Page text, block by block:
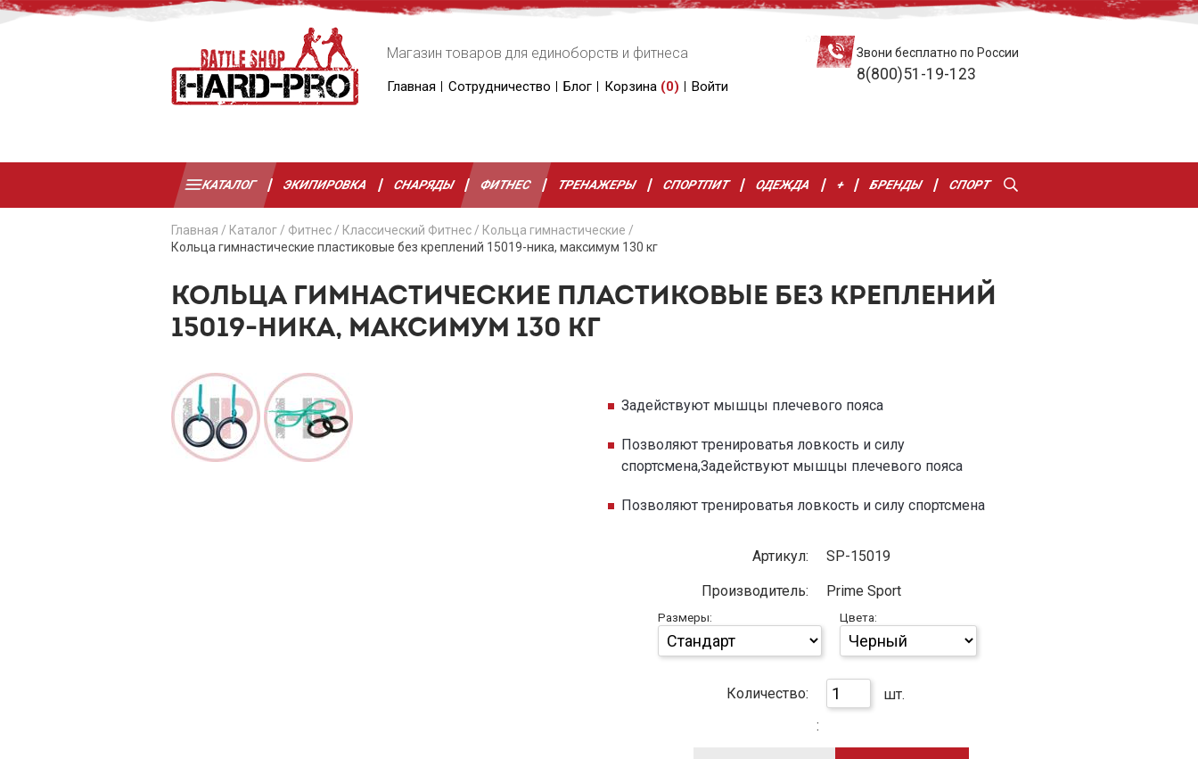
Магазин товаров для единоборств и фитнеса
Главная Сотрудничество Блог Корзина (0) Войти
Звони бесплатно по России
8(800)51-19-123
КАТАЛОГ ЭКИПИРОВКА СНАРЯДЫ ФИТНЕС ТРЕНАЖЕРЫ СПОРТПИТ ОДЕЖДА + БРЕНДЫ СПОРТ
Главная / Каталог / Фитнес / Классический Фитнес / Кольца гимнастические /
Кольца гимнастические пластиковые без креплений 15019-ника, максимум 130 кг
КОЛЬЦА ГИМНАСТИЧЕСКИЕ ПЛАСТИКОВЫЕ БЕЗ КРЕПЛЕНИЙ
15019-НИКА, МАКСИМУМ 130 КГ
Задействуют мышцы плечевого пояса
Позволяют тренироватья ловкость и силу
спортсмена,Задействуют мышцы плечевого пояса
Позволяют тренироватья ловкость и силу спортсмена
Артикул: SP-15019
Производитель: Prime Sport
Размеры: Цвета:
Количество:
шт.
: